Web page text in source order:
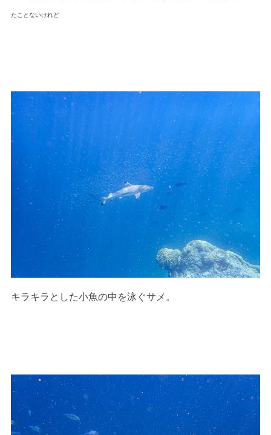
たことないけれど
キラキラとした小魚の中を泳ぐサメ。